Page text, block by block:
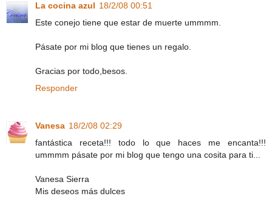
La cocina azul 18/2/08 00:51
Este conejo tiene que estar de muerte ummmm.
Pásate por mi blog que tienes un regalo.
Gracias por todo,besos.
Responder
Vanesa 18/2/08 02:29
fantástica receta!!! todo lo que haces me encanta!!!
ummmm pásate por mi blog que tengo una cosita para ti...
Vanesa Sierra
Mis deseos más dulces